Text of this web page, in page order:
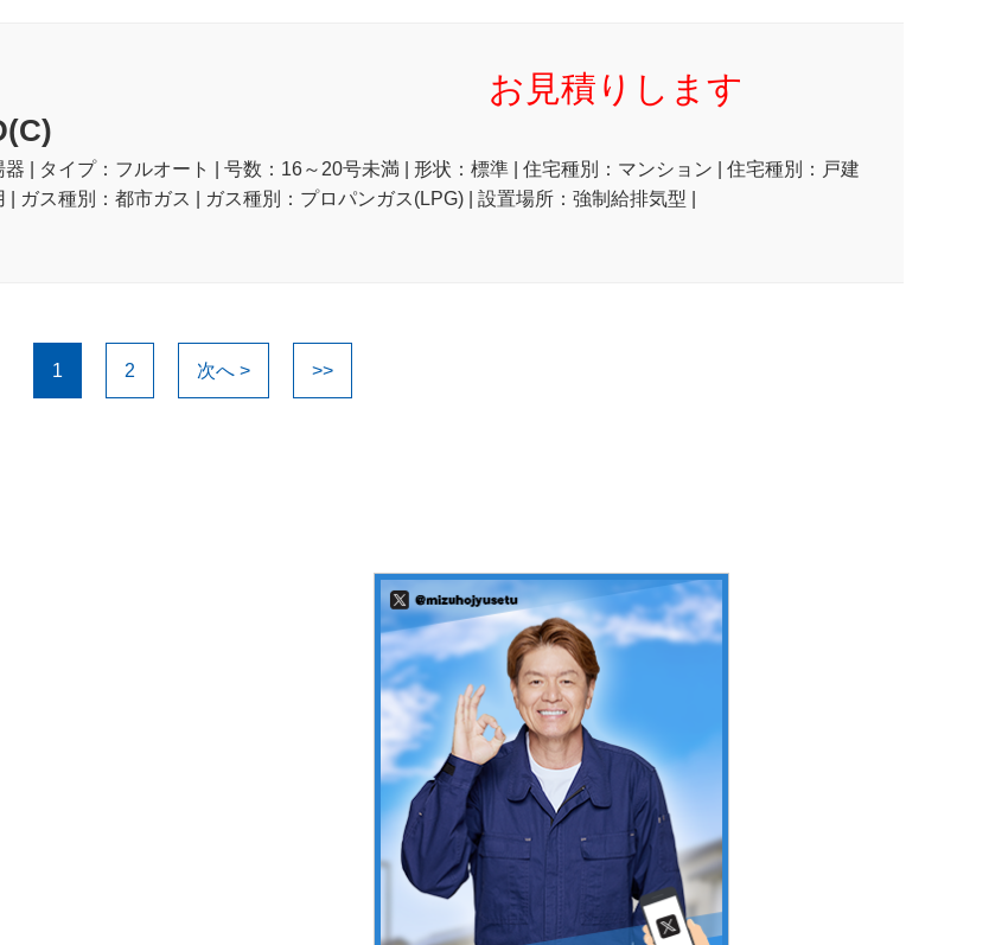
お見積りします
| タイプ：フルオート | 号数：16～20号未満 | 形状：標準 | 住宅種別：マンション | 住宅種別：戸建
| ガス種別：都市ガス | ガス種別：プロパンガス(LPG) | 設置場所：強制給排気型 |
1 2 次へ > >>